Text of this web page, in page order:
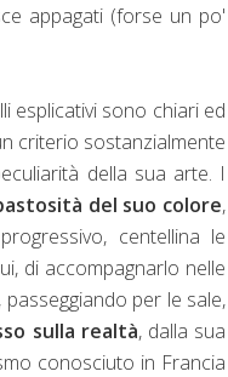
appagati (forse un po'
esplicativi sono chiari ed
criterio sostanzialmente
della sua arte. I
del suo colore,
centellina le
di accompagnarlo nelle
per le sale,
sulla realtà, dalla sua
conosciuto in Francia